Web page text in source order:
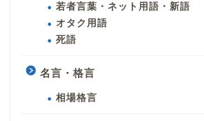
若者言葉・ネット用語・新語
オタク用語
死語
名言・格言
相場格言